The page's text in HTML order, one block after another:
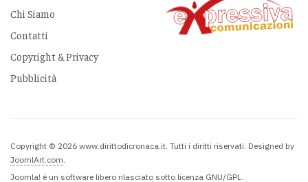
Chi Siamo
Contatti
Copyright & Privacy
Pubblicità
Copyright © 2026 www.dirittodicronaca.it. Tutti i diritti riservati. Designed by
JoomlArt.com.
Joomla! è un software libero rilasciato sotto licenza GNU/GPL.